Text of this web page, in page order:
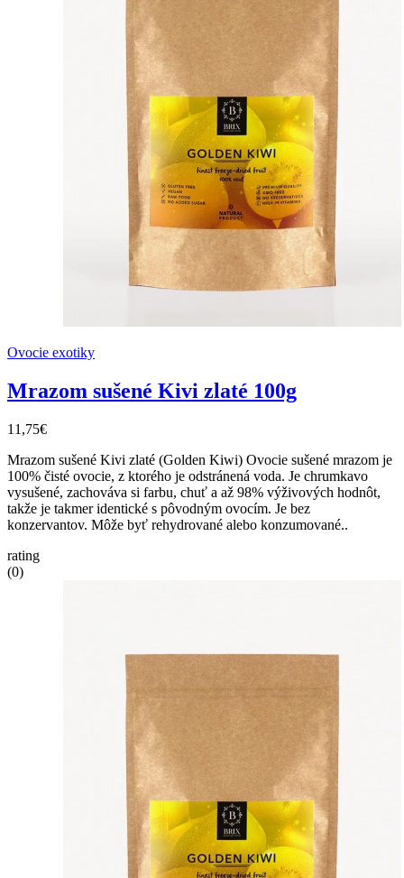
Ovocie exotiky
Mrazom sušené Kivi zlaté 100g
11,75€
Mrazom sušené Kivi zlaté (Golden Kiwi) Ovocie sušené mrazom je
100% čisté ovocie, z ktorého je odstránená voda. Je chrumkavo
vysušené, zachováva si farbu, chuť a až 98% výživových hodnôt,
takže je takmer identické s pôvodným ovocím. Je bez
konzervantov. Môže byť rehydrované alebo konzumované..
rating
(0)